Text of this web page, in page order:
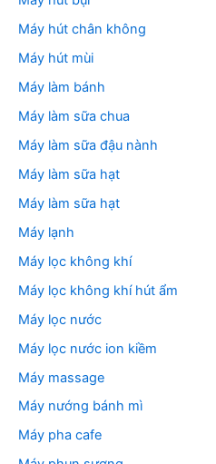
Máy hút chân không
Máy hút mùi
Máy làm bánh
Máy làm sữa chua
Máy làm sữa đậu nành
Máy làm sữa hạt
Máy làm sữa hạt
Máy lạnh
Máy lọc không khí
Máy lọc không khí hút ẩm
Máy lọc nước
Máy lọc nước ion kiềm
Máy massage
Máy nướng bánh mì
Máy pha cafe